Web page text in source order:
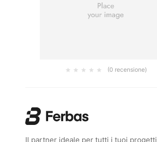
(0 recensione)
Il partner ideale per tutti i tuoi progetti